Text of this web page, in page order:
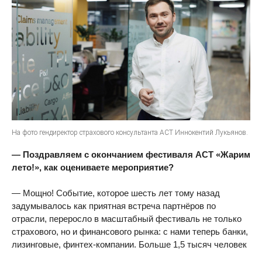
На фото гендиректор страхового консультанта АСТ Иннокентий Лукьянов.
— Поздравляем с окончанием фестиваля АСТ «Жарим
лето!», как оцениваете мероприятие?
— Мощно! Событие, которое шесть лет тому назад
задумывалось как приятная встреча партнёров по
отрасли, переросло в масштабный фестиваль не только
страхового, но и финансового рынка: с нами теперь банки,
лизинговые, финтех-компании. Больше 1,5 тысяч человек